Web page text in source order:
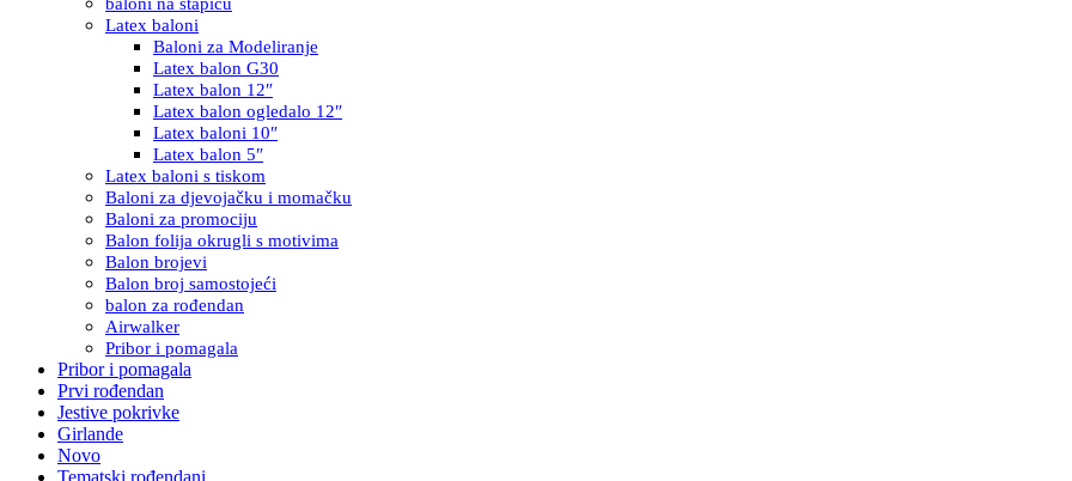
Latex baloni
Baloni za Modeliranje
Latex balon G30
Latex balon 12″
Latex balon ogledalo 12″
Latex baloni 10″
Latex balon 5″
Latex baloni s tiskom
Baloni za djevojačku i momačku
Baloni za promociju
Balon folija okrugli s motivima
Balon brojevi
Balon broj samostojeći
balon za rođendan
Airwalker
Pribor i pomagala
Pribor i pomagala
Prvi rođendan
Jestive pokrivke
Girlande
Novo
Tematski rođendani